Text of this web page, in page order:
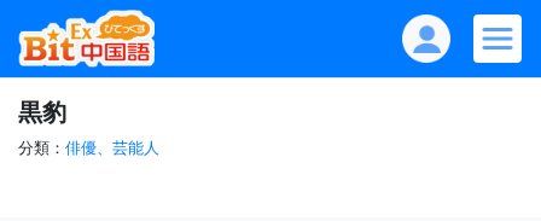
黒豹
分類： 俳優、芸能人